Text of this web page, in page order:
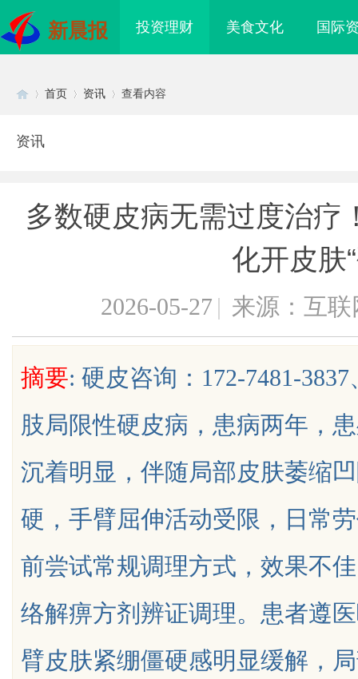
新晨报 投资理财 美食文化 国际
uz
首页 资讯 查看内容
资讯
多数硬皮病无需过度治疗
化开皮肤
2026-05-27 | 来源：互联
摘要: 硬皮咨询：172-7481-
肢局限性硬皮病，患病两年，
沉着明显，伴随局部皮肤萎缩
硬，手臂屈伸活动受限，日常
前尝试常规调理方式，效果不
络解痹方剂辨证调理。患者遵
臂皮肤紧绷僵硬感明显缓解，
展的先锋企业